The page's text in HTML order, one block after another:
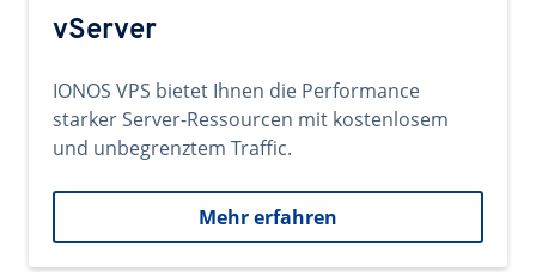
vServer
IONOS VPS bietet Ihnen die Performance
starker Server-Ressourcen mit kostenlosem
und unbegrenztem Traffic.
Mehr erfahren